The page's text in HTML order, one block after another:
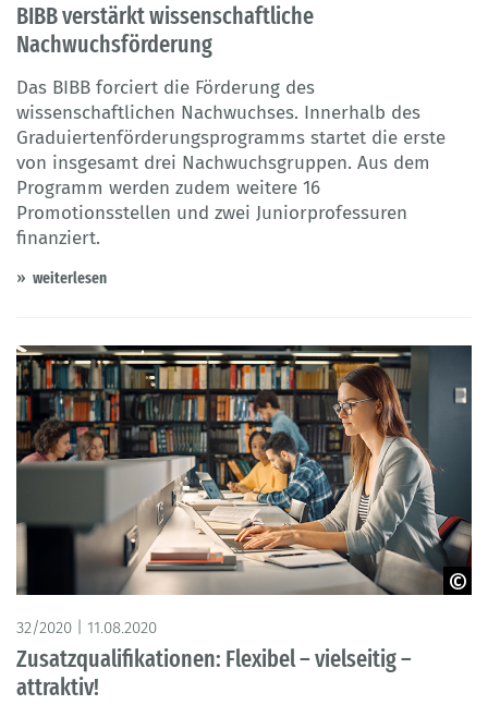
BIBB verstärkt wissenschaftliche
Nachwuchsförderung
Das BIBB forciert die Förderung des
wissenschaftlichen Nachwuchses. Innerhalb des
Graduiertenförderungsprogramms startet die erste
von insgesamt drei Nachwuchsgruppen. Aus dem
Programm werden zudem weitere 16
Promotionsstellen und zwei Juniorprofessuren
finanziert.
weiterlesen
© Gorodenkoff – Adobe Stock
32/2020 | 11.08.2020
Zusatzqualifikationen: Flexibel – vielseitig –
attraktiv!